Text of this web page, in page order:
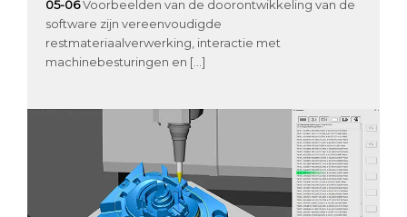
05-06Voorbeelden van de doorontwikkeling van de
software zijn vereenvoudigde
restmateriaalverwerking, interactie met
machinebesturingen en […]